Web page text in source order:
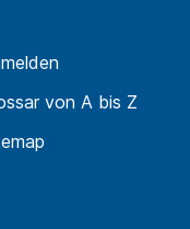
von A bis Z